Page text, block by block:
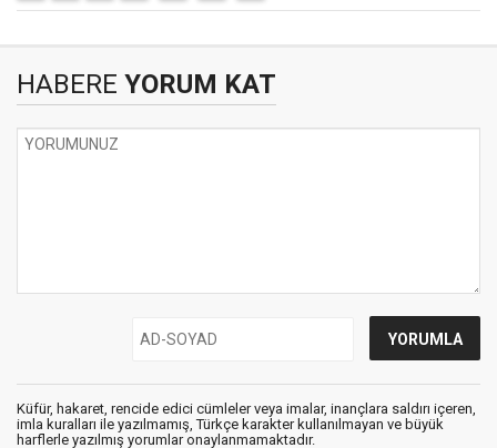
HABERE YORUM KAT
Küfür, hakaret, rencide edici cümleler veya imalar, inançlara saldırı içeren,
imla kuralları ile yazılmamış, Türkçe karakter kullanılmayan ve büyük
harflerle yazılmış yorumlar onaylanmamaktadır.